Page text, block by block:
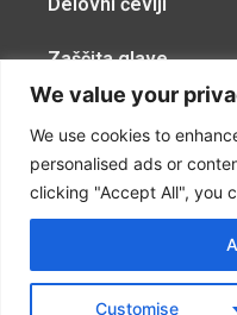
We value your
We use cookies to
personalised ads or
clicking "Accept All", you
Customise
Zaščita glave
Zaščitna pregrinjala,
Zaščitne rokavice
DODATKI
Copyright © 2024